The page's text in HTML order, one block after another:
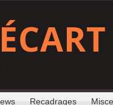
Recadrages